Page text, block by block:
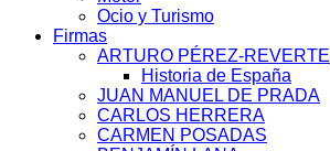
Ocio y Turismo
Firmas
ARTURO PÉREZ-REVERTE
Historia de España
JUAN MANUEL DE PRADA
CARLOS HERRERA
CARMEN POSADAS